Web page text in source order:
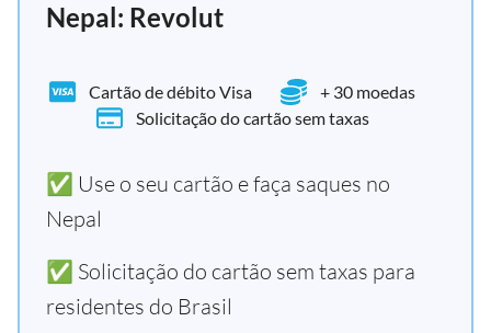
Nepal: Revolut
Cartão de débito Visa
+ 30 moedas
Solicitação do cartão sem taxas
✅ Use o seu cartão e faça saques no
Nepal
✅ Solicitação do cartão sem taxas para
residentes do Brasil